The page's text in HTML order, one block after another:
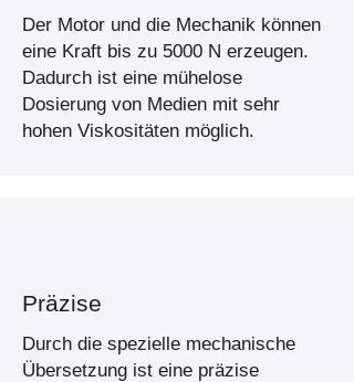
Der Motor und die Mechanik können
eine Kraft bis zu 5000 N erzeugen.
Dadurch ist eine mühelose
Dosierung von Medien mit sehr
hohen Viskositäten möglich.
Präzise
Durch die spezielle mechanische
Übersetzung ist eine präzise